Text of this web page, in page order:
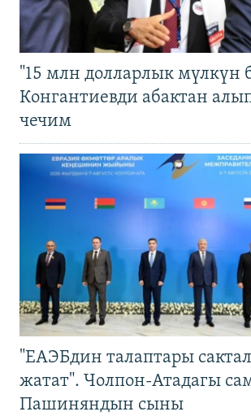
"15 млн долларлык мүлкүн
Конгантиевди абактан
чечим
"ЕАЭБдин талаптары
жатат". Чолпон-Атадагы
Пашиняндын сыны